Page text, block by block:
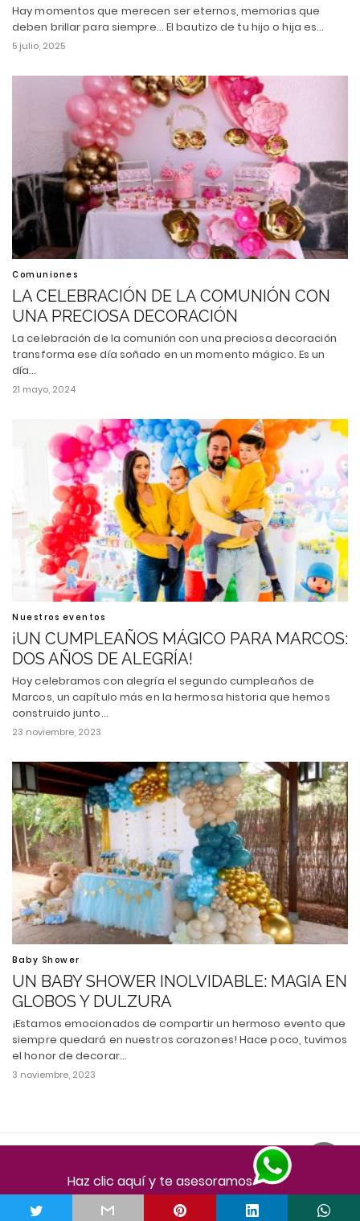
Hay momentos que merecen ser eternos, memorias que
deben brillar para siempre... El bautizo de tu hijo o hija es…
5 julio, 2025
Comuniones
LA CELEBRACIÓN DE LA COMUNIÓN CON
UNA PRECIOSA DECORACIÓN
La celebración de la comunión con una preciosa decoración
transforma ese día soñado en un momento mágico. Es un
día…
21 mayo, 2024
Nuestros eventos
¡UN CUMPLEAÑOS MÁGICO PARA MARCOS:
DOS AÑOS DE ALEGRÍA!
Hoy celebramos con alegría el segundo cumpleaños de
Marcos, un capítulo más en la hermosa historia que hemos
construido junto…
23 noviembre, 2023
Baby Shower
UN BABY SHOWER INOLVIDABLE: MAGIA EN
GLOBOS Y DULZURA
¡Estamos emocionados de compartir un hermoso evento que
siempre quedará en nuestros corazones! Hace poco, tuvimos
el honor de decorar…
3 noviembre, 2023
Ver versión escritorio
Haz clic aquí y te asesoramos